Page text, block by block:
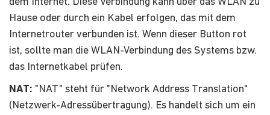
Hause oder durch ein Kabel erfolgen, das mit dem
Internetrouter verbunden ist. Wenn dieser Button rot
ist, sollte man die WLAN-Verbindung des Systems bzw.
das Internetkabel prüfen.
NAT: "NAT" steht für "Network Address Translation"
(Netzwerk-Adressübertragung). Es handelt sich um ein